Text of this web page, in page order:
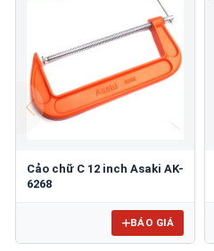
Cảo chữ C 12 inch Asaki AK-
6268
BÁO GIÁ